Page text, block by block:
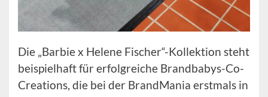
Die „Barbie x Helene Fischer“-Kollektion steht
beispielhaft für erfolgreiche Brandbabys-Co-
Creations, die bei der BrandMania erstmals in